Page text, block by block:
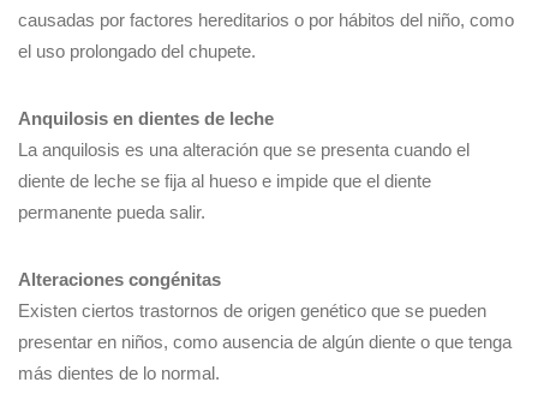
causadas por factores hereditarios o por hábitos del niño, como
el uso prolongado del chupete.
Anquilosis en dientes de leche
La anquilosis es una alteración que se presenta cuando el
diente de leche se fija al hueso e impide que el diente
permanente pueda salir.
Alteraciones congénitas
Existen ciertos trastornos de origen genético que se pueden
presentar en niños, como ausencia de algún diente o que tenga
más dientes de lo normal.